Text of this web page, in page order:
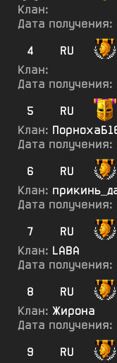
Клан:
Дата получения:
4
RU
Клан:
Дата получения:
5
RU
Клан:
Дата получения:
6
RU
Клан:
Дата получения:
7
RU
Клан: LABA
Дата получения:
8
RU
Клан: Жирона
Дата получения:
9
RU